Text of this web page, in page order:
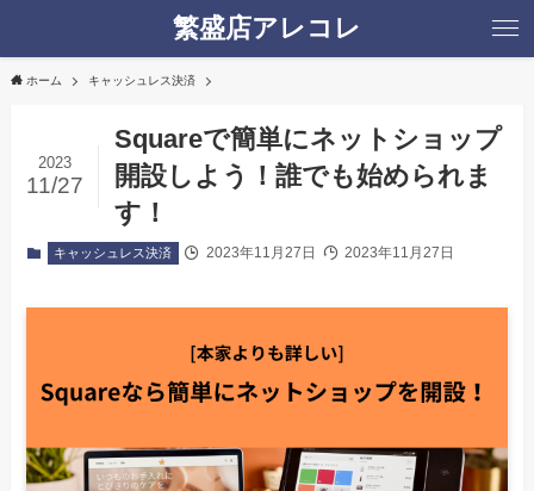
繁盛店アレコレ
ホーム キャッシュレス決済
Squareで簡単にネットショップ
開設しよう！誰でも始められま
す！
2023
11/27
キャッシュレス決済 2023年11月27日 2023年11月27日